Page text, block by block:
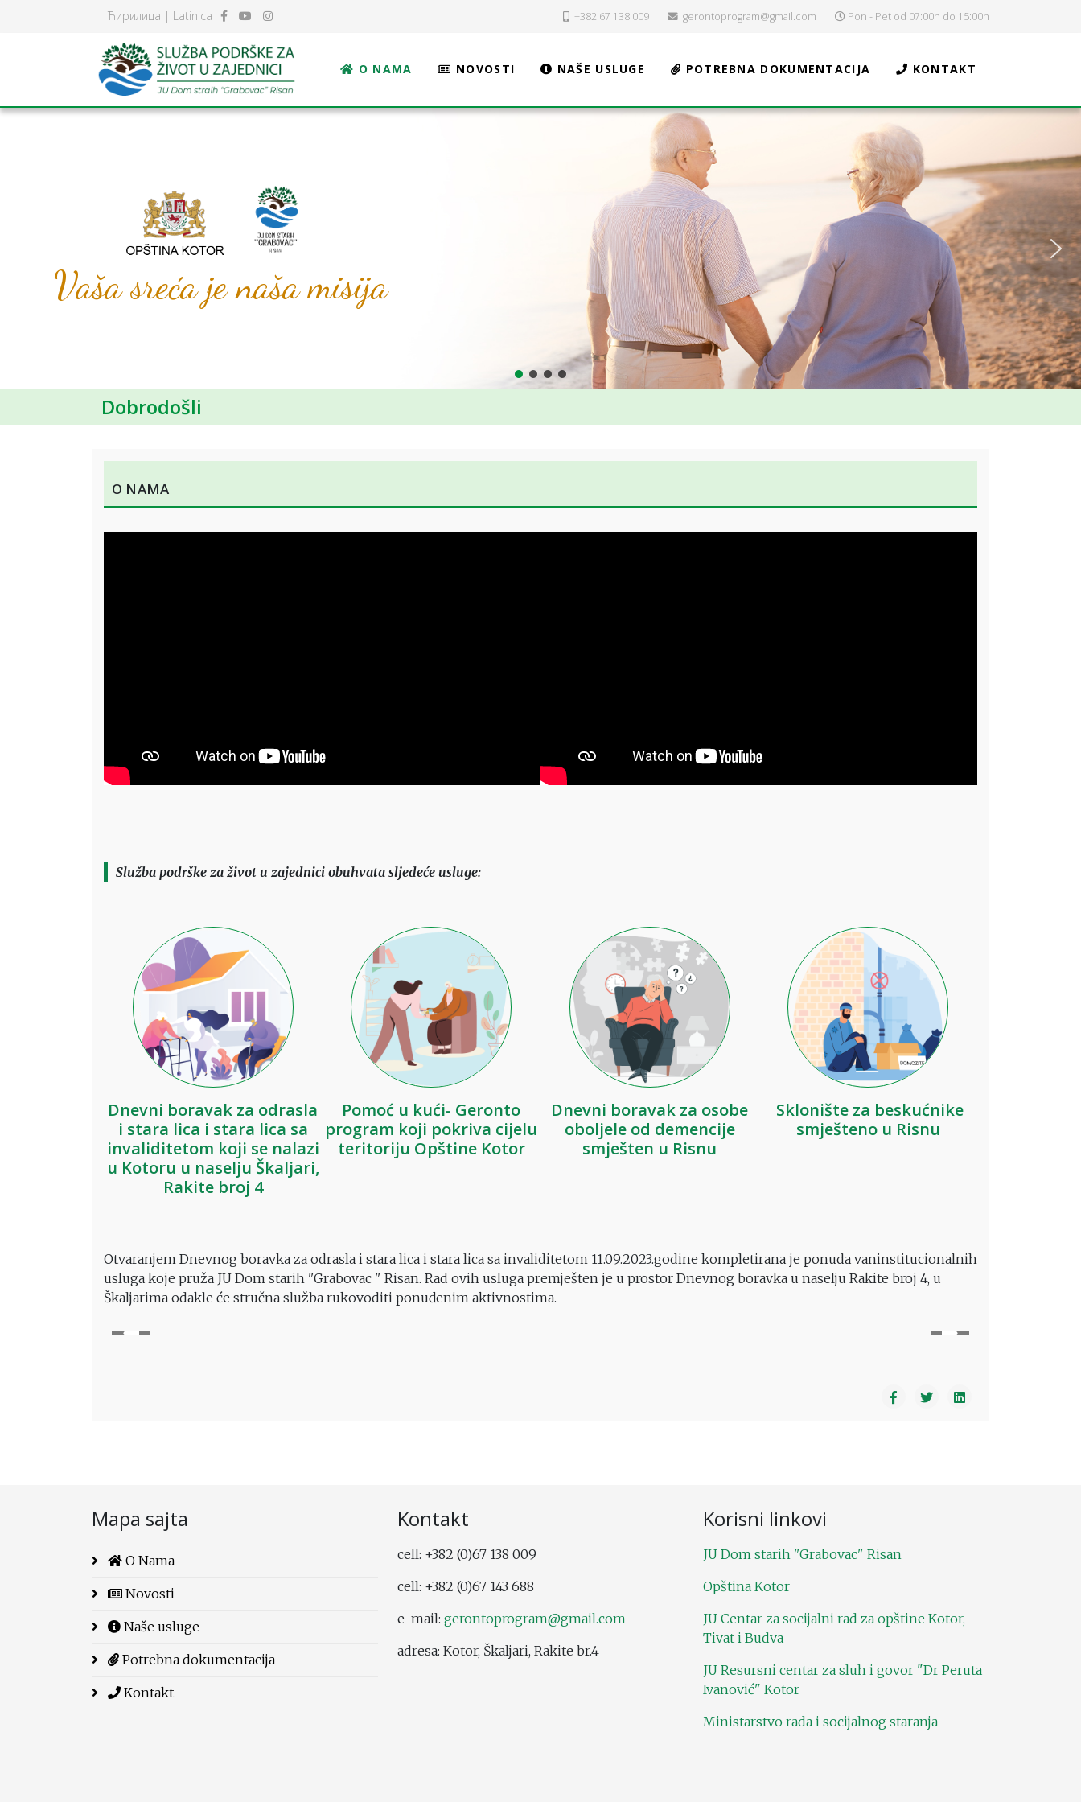
Ћирилица | Latinica +382 67 138 009 gerontoprogram@gmail.com Pon - Pet od 07:00h do 15:00h
O NAMA NOVOSTI NAŠE USLUGE POTREBNA DOKUMENTACIJA KONTAKT
Vaša sreća je naša misija
Dobrodošli
O Nama
Služba podrške za život u zajednici obuhvata sljedeće usluge:
Dnevni boravak za odrasla
i stara lica i stara lica sa
invaliditetom koji se nalazi
u Kotoru u naselju Škaljari,
Rakite broj 4
Pomoć u kući- Geronto
program koji pokriva cijelu
teritoriju Opštine Kotor
Dnevni boravak za osobe
oboljele od demencije
smješten u Risnu
Sklonište za beskućnike
smješteno u Risnu
Otvaranjem Dnevnog boravka za odrasla i stara lica i stara lica sa invaliditetom 11.09.2023.godine kompletirana je ponuda vaninstitucionalnih
usluga koje pruža JU Dom starih "Grabovac " Risan. Rad ovih usluga premješten je u prostor Dnevnog boravka u naselju Rakite broj 4, u
Škaljarima odakle će stručna služba rukovoditi ponuđenim aktivnostima.
Mapa sajta
O Nama
Novosti
Naše usluge
Potrebna dokumentacija
Kontakt
Kontakt
cell: +382 (0)67 138 009
cell: +382 (0)67 143 688
e-mail: gerontoprogram@gmail.com
adresa: Kotor, Škaljari, Rakite br.4
Korisni linkovi
JU Dom starih "Grabovac" Risan
Opština Kotor
JU Centar za socijalni rad za opštine Kotor,
Tivat i Budva
JU Resursni centar za sluh i govor "Dr Peruta
Ivanović" Kotor
Ministarstvo rada i socijalnog staranja